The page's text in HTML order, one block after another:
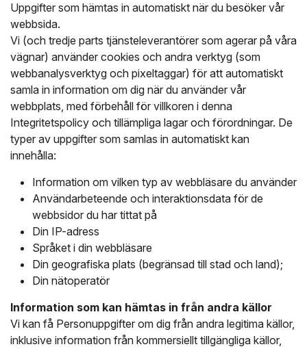
Uppgifter som hämtas in automatiskt när du besöker vår
webbsida.
Vi (och tredje parts tjänsteleverantörer som agerar på våra
vägnar) använder cookies och andra verktyg (som
webbanalysverktyg och pixeltaggar) för att automatiskt
samla in information om dig när du använder vår
webbplats, med förbehåll för villkoren i denna
Integritetspolicy och tillämpliga lagar och förordningar. De
typer av uppgifter som samlas in automatiskt kan
innehålla:
Information om vilken typ av webbläsare du använder
Användarbeteende och interaktionsdata för de
webbsidor du har tittat på
Din IP-adress
Språket i din webbläsare
Din geografiska plats (begränsad till stad och land);
Din nätoperatör
Information som kan hämtas in från andra källor
Vi kan få Personuppgifter om dig från andra legitima källor,
inklusive information från kommersiellt tillgängliga källor,